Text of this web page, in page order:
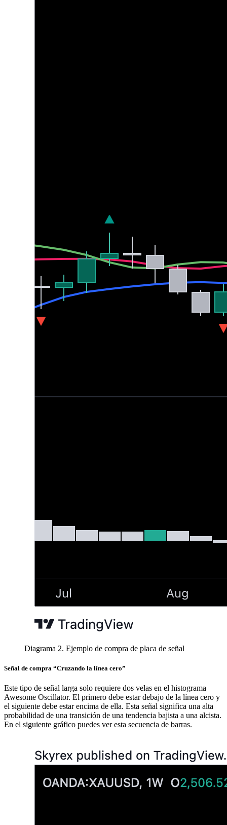
Diagrama 2. Ejemplo de compra de placa de señal
Señal de compra “Cruzando la línea cero”
Este tipo de señal larga solo requiere dos velas en el histograma
Awesome Oscillator. El primero debe estar debajo de la línea cero y
el siguiente debe estar encima de ella. Esta señal significa una alta
probabilidad de una transición de una tendencia bajista a una alcista.
En el siguiente gráfico puedes ver esta secuencia de barras.